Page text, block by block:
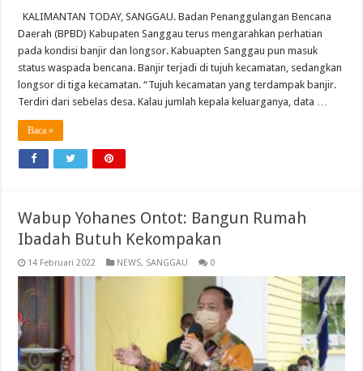
KALIMANTAN TODAY, SANGGAU. Badan Penanggulangan Bencana
Daerah (BPBD) Kabupaten Sanggau terus mengarahkan perhatian
pada kondisi banjir dan longsor. Kabuapten Sanggau pun masuk
status waspada bencana. Banjir terjadi di tujuh kecamatan, sedangkan
longsor di tiga kecamatan. “Tujuh kecamatan yang terdampak banjir.
Terdiri dari sebelas desa. Kalau jumlah kepala keluarganya, data …
Baca »
Wabup Yohanes Ontot: Bangun Rumah
Ibadah Butuh Kekompakan
14 Februari 2022 NEWS, SANGGAU 0